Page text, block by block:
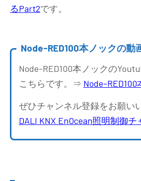
るPart2です。
Node-RED100本ノックの動
Node-RED100本ノックの
こちらです。⇒ Node-RED100
ぜひチャンネル登録をお願い
DALI KNX EnOcean照明制御